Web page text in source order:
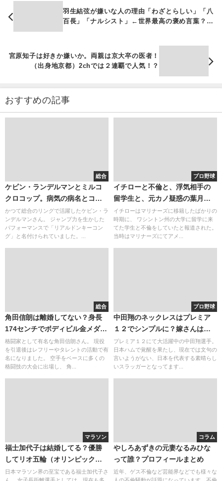
羽生結弦が嫌いな人の理由「わざとらしい」「八
百長」「ナルシスト」←世界最高の褒め言葉？海
外の反応と韓国での人気
宮原知子は好きか嫌いか。両親は京大卒の医者！
（出身地京都）2chでは２連覇で人気！？
おすすめの記事
総合
ケビン・ランデルマンとミルコ
クロコップ。病気の病名とコメ
ント。腕相撲も強い筋肉。現在
のベンチプレスは？
かつて総合のリングで活躍したケビン・ラ
ンデルマンさん。 ジャンプ力を生かした
パフォーマンスで「リアルドンキーコン
グ」と名付けられていました。...
プロ野球
イチローと不倫と、浮気相手の
留学生と、元カノ疑惑の葉月里
緒奈。
イチローはマリナーズに移籍したばかりの
時期に、 ワシントン州の大学に留学に来
てた学生と不倫をしていたと報道された。
当時はマリナーズにてアメ...
総合
角田信朗は離婚してない？身長
174センチでボディビル金メダル
（優勝）！
格闘家として有名な角田信朗さん。 現役
を引退後はレフリーやタレントの活動で有
名になりました。 空手をベースに多くの
格闘技の大会に出場し、 角...
プロ野球
中田翔のネックレスはプレミア
１２でシンプルに？嫁さんは美
人な同級生！かわいい子供と妻
がパワーの源！
プレミア１２にて大活躍中の中田翔選手。
日本ハムで覚醒を果たし、現在では文句の
言いようがない、日本を代表する素晴らし
いスラッガーとなってます...
マラソン
福士加代子は結婚してる？優勝
してリオ五輪（オリンピック）
への可能性！斎藤工との関係は
日本マラソン界の至宝である福士加代子さ
コラム
やしろあずきの元妻なるみひな
って誰？プロフィールまとめ
近年、ゲス不倫など芸能界などでも様々な